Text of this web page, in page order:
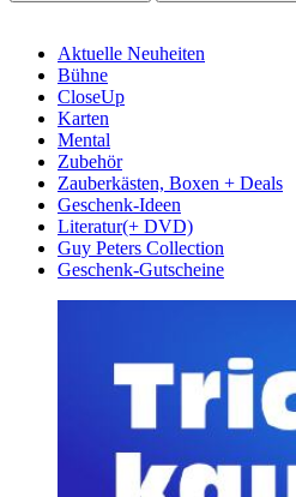
Aktuelle Neuheiten
Bühne
CloseUp
Karten
Mental
Zubehör
Zauberkästen, Boxen + Deals
Geschenk-Ideen
Literatur(+ DVD)
Guy Peters Collection
Geschenk-Gutscheine